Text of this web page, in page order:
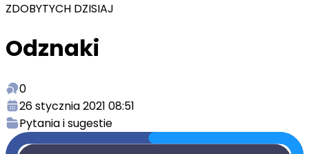
ZDOBYTYCH DZISIAJ
Odznaki
0
26 stycznia 2021 08:51
Pytania i sugestie